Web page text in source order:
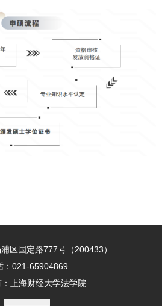
区国定路777号（200433）
：021-65904869
上海财经大学法学院